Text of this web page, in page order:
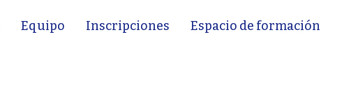
Equipo Inscripciones Espacio de formación